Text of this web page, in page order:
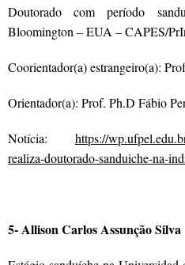
Doutorado com período
Bloomington – EUA – CAPES/
Coorientador(a) estrangeiro(a):
Orientador(a): Prof. Ph.D Fábio
Notícia: https://
realiza-doutorado-sanduiche-na-
5- Allison Carlos Assunção Silva